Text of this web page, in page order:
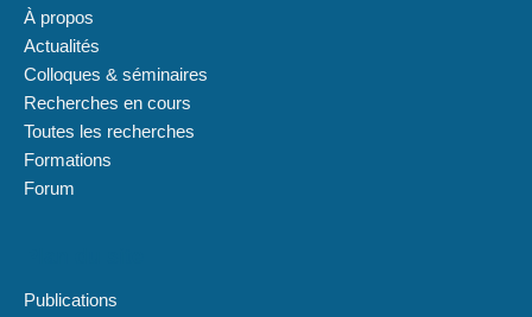
À propos
Actualités
Colloques & séminaires
Recherches en cours
Toutes les recherches
Formations
Forum
Publications